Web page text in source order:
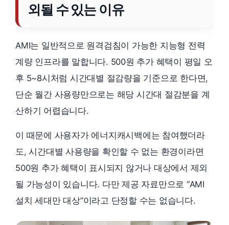
외될 수 있는 이유
AMI는 일반적으로 원격검침이 가능한 지능형 전력
계량 인프라를 말합니다. 500원 추가 혜택이 평일 오
후 5~8시처럼 시간대별 절감량을 기준으로 한다면,
단순 월간 사용량만으로는 해당 시간대 절감분을 계
산하기 어렵습니다.
이 때문에 사용자가 에너지캐시백에는 참여했더라
도, 시간대별 사용량을 확인할 수 없는 환경이라면
500원 추가 혜택이 표시되지 않거나 대상에서 제외
될 가능성이 있습니다. 다만 제공 자료만으로 “AMI
설치 세대만 대상”이라고 단정할 수는 없습니다.